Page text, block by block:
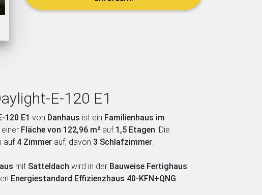
E-120 E1
120 E1 von Danhaus ist ein Familienhaus im
Fläche von 122,96 m² auf 1,5 Etagen . Die
auf 4 Zimmer auf, davon 3 Schlafzimmer
mit Satteldach wird in der Bauweise Fertighaus
Energiestandard Effizienzhaus 40-KFN+QNG